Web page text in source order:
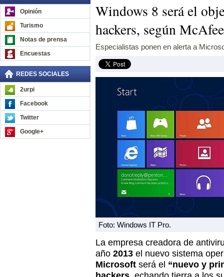
Opinión
Turismo
Notas de prensa
Encuestas
REDES SOCIALES
2urpi
Facebook
Twitter
Google+
Windows 8 será el
hackers, según McAfee
Especialistas ponen en alerta a
Foto: Windows IT Pro.
La empresa creadora de
año 2013 el nuevo sistema
Microsoft será el “nuevo y